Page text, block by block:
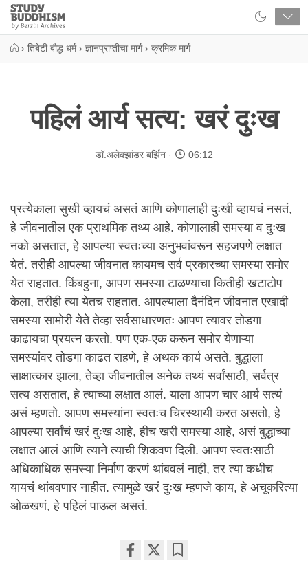
Close
Study
Buddhism
Home
› तिबेटी बौद्ध धर्म › ज्ञानप्राप्तीचा मार्ग › क्रमिक मार्ग
पहिलं आर्य सत्य: खरं दुःख
डॉ.अलेक्झांडर बर्झिन 06:12
प्रत्येकाला सुखी व्हायचं असतं आणि कोणालाही दुःखी व्हायचं नसतं,
हे जीवनातील एक प्राथमिक तथ्य आहे. कोणालाही समस्या व दुःख
नको असतात, हे आपल्या स्वतःच्या अनुभवांवरून सहजपणे लक्षात
येतं. तरीही आपल्या जीवनात कायमच सर्व प्रकारच्या समस्या समोर
येत राहतात. किंबहुना, आपण समस्या टाळण्याचा कितीही खटाटोप
केला, तरीही त्या येतच राहतात. आपल्याला दैनंदिन जीवनात एखादी
समस्या सामोरी येते तेव्हा सर्वसाधारणतः आपण त्यावर तोडगा
काढायचा प्रयत्न करतो. पण एक-एक करून समोर येणाऱ्या
समस्यांवर तोडगा काढत राहणे, हे अथक कार्य असते. बुद्धाला
साक्षात्कार झाला, तेव्हा जीवनातील अनेक तथ्यं सर्वांसाठी, सर्वत्र
सत्य असतात, हे त्याच्या लक्षात आलं. याला आपण चार आर्य सत्यं
असं म्हणतो. आपण समस्यांना स्वतःच चिरस्थायी करत असतो, हे
आपल्या सर्वांचं खरं दुःख आहे, हीच खरी समस्या आहे, असं बुद्धाच्या
लक्षात आलं आणि त्याने त्याची शिकवण दिली. आपण स्वतःसाठी
अधिकाधिक समस्या निर्माण करणं थांबवलं नाही, तर त्या कधीच
यायचं थांबवणार नाहीत. त्यामुळे खरं दुःख म्हणजे काय, हे अचूकरित्या
ओळखणं, हे पहिलं पाऊल असतं.